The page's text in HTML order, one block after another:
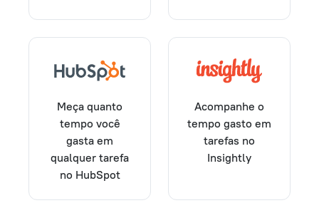
Meça quanto
tempo você
gasta em
qualquer tarefa
no HubSpot
Acompanhe o
tempo gasto em
tarefas no
Insightly